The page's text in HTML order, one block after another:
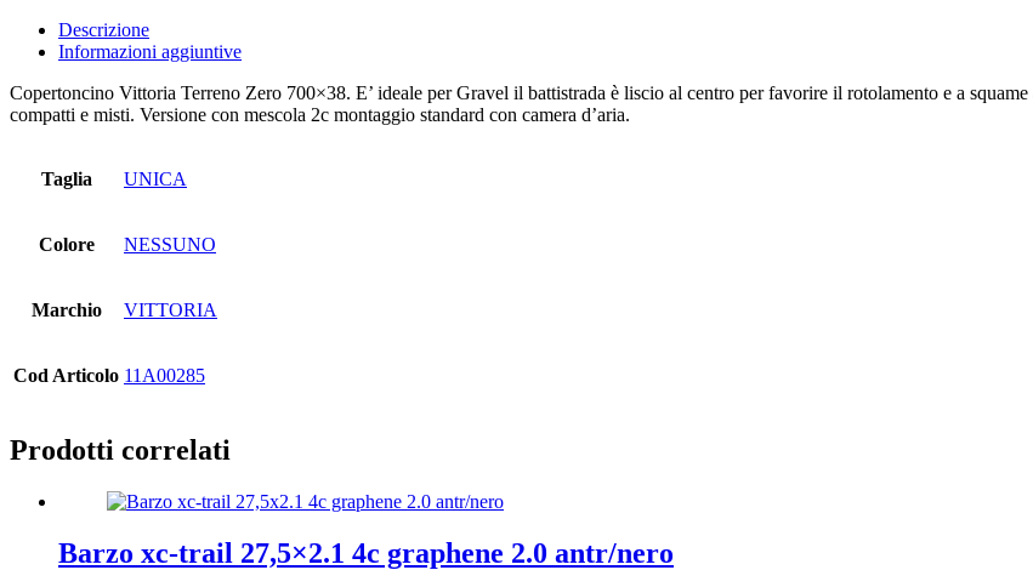
zero
40
quantità
Descrizione
Informazioni aggiuntive
Copertoncino Vittoria Terreno Zero 700×38. E’ ideale per Gravel il battistrada è liscio al centro per favorire il rotolamento e a
compatti e misti. Versione con mescola 2c montaggio standard con camera d’aria.
Taglia UNICA
Colore NESSUNO
Marchio VITTORIA
Cod Articolo 11A00285
Prodotti correlati
Barzo xc-trail 27,5×2.1 4c graphene 2.0 antr/nero